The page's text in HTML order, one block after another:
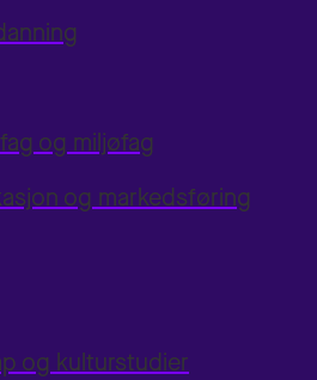
og miljøfag
og markedsføring
og kulturstudier